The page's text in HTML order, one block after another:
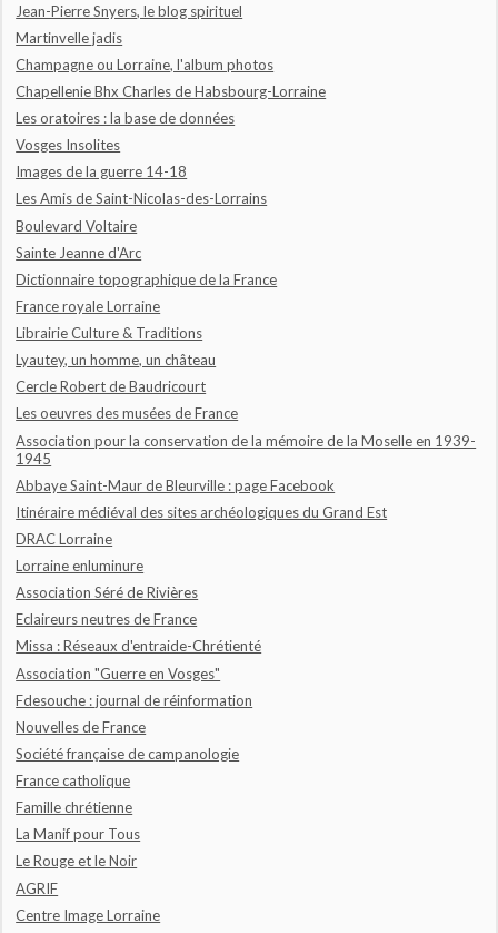
Jean-Pierre Snyers, le blog spirituel
Martinvelle jadis
Champagne ou Lorraine, l'album photos
Chapellenie Bhx Charles de Habsbourg-Lorraine
Les oratoires : la base de données
Vosges Insolites
Images de la guerre 14-18
Les Amis de Saint-Nicolas-des-Lorrains
Boulevard Voltaire
Sainte Jeanne d'Arc
Dictionnaire topographique de la France
France royale Lorraine
Librairie Culture & Traditions
Lyautey, un homme, un château
Cercle Robert de Baudricourt
Les oeuvres des musées de France
Association pour la conservation de la mémoire de la Moselle en 1939-
1945
Abbaye Saint-Maur de Bleurville : page Facebook
Itinéraire médiéval des sites archéologiques du Grand Est
DRAC Lorraine
Lorraine enluminure
Association Séré de Rivières
Eclaireurs neutres de France
Missa : Réseaux d'entraide-Chrétienté
Association "Guerre en Vosges"
Fdesouche : journal de réinformation
Nouvelles de France
Société française de campanologie
France catholique
Famille chrétienne
La Manif pour Tous
Le Rouge et le Noir
AGRIF
Centre Image Lorraine